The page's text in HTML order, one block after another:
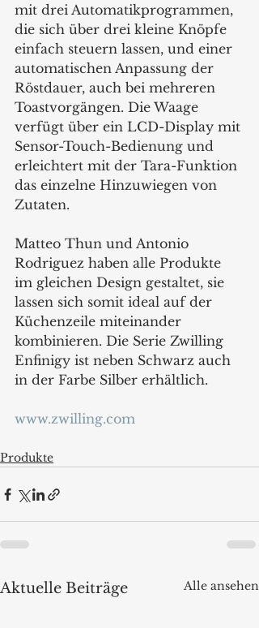
mit drei Automatikprogrammen,
die sich über drei kleine Knöpfe
einfach steuern lassen, und einer
automatischen Anpassung der
Röstdauer, auch bei mehreren
Toastvorgängen. Die Waage
verfügt über ein LCD-Display mit
Sensor-Touch-Bedienung und
erleichtert mit der Tara-Funktion
das einzelne Hinzuwiegen von
Zutaten.
Matteo Thun und Antonio
Rodriguez haben alle Produkte
im gleichen Design gestaltet, sie
lassen sich somit ideal auf der
Küchenzeile miteinander
kombinieren. Die Serie Zwilling
Enfinigy ist neben Schwarz auch
in der Farbe Silber erhältlich.
www.zwilling.com
Produkte
Aktuelle Beiträge Alle ansehen